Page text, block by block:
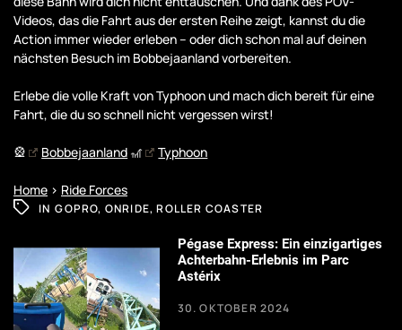
Videos, das die Fahrt aus der ersten Reihe zeigt, kannst du die
Action immer wieder erleben – oder dich schon mal auf deinen
nächsten Besuch im Bobbejaanland vorbereiten.
Erlebe die volle Kraft von Typhoon und mach dich bereit für eine
Fahrt, die du so schnell nicht vergessen wirst!
🎡 Bobbejaanland 🎢 Typhoon
Home > Ride Forces
IN GOPRO, ONRIDE,ROLLER COASTER
Pégase Express: Ein einzigartiges
Achterbahn-Erlebnis im Parc
Astérix
30. OKTOBER 2024